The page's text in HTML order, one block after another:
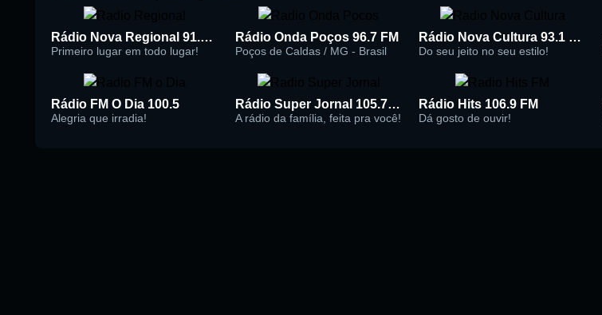
Rádio Nova Regional 91.5 FM
Primeiro lugar em todo lugar!
Rádio Onda Poços 96.7 FM
Poços de Caldas / MG - Brasil
Rádio Nova Cultura 93.1 FM
Do seu jeito no seu estilo!
Rádio FM O Dia 100.5
Alegria que irradia!
Rádio Super Jornal 105.7 FM
A rádio da família, feita pra você!
Rádio Hits 106.9 FM
Dá gosto de ouvir!